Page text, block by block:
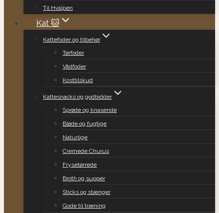
Til Hvalpen
Kat 🐱
Kattefoder og tilbehør
Tørfoder
Vådfoder
Kosttilskud
Kattesnacks og godbidder
Sprøde og knasende
Bløde og fugtige
Naturlige
Cremede Churus
Frysetørrede
Broth og supper
Sticks og stænger
Gode til træning